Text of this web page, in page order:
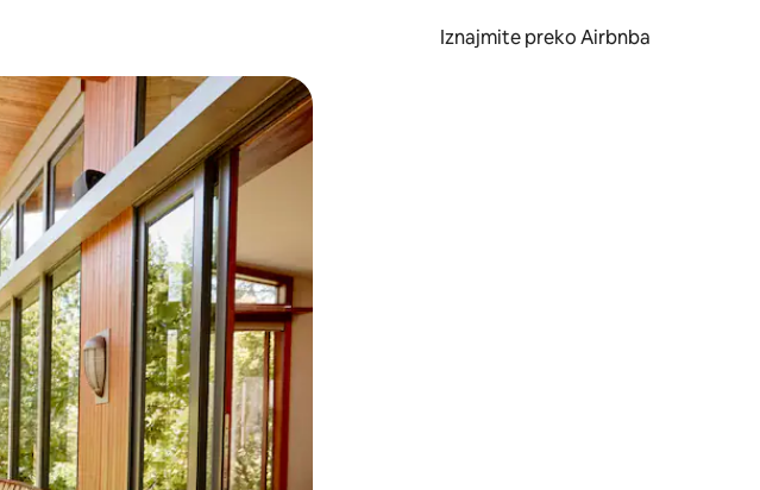
Iznajmite preko Airbnba
dolje, kao i dodirom ili prelaskom prstom po zaslonu.